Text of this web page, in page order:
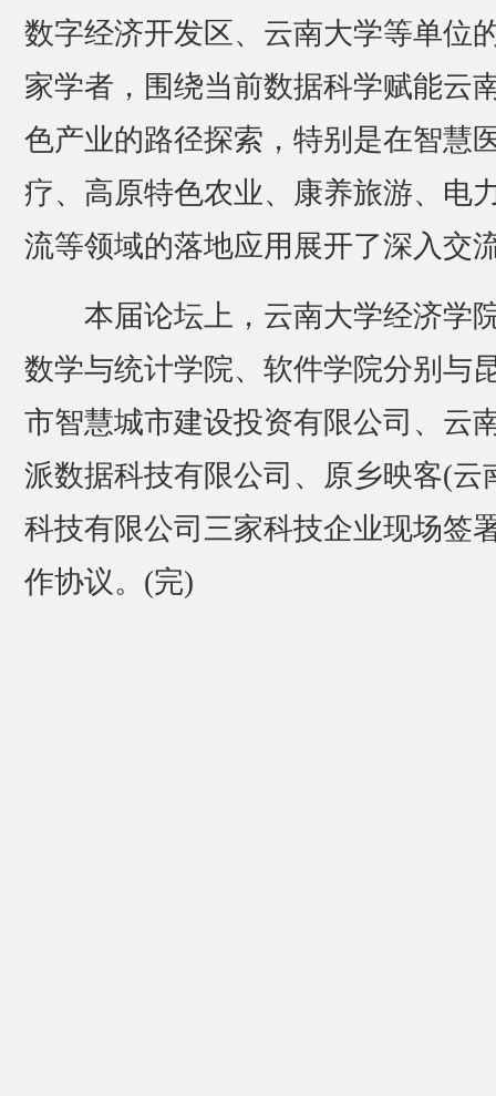
数字经济开发区、云南大学等单位
家学者，围绕当前数据科学赋能云
色产业的路径探索，特别是在智慧
疗、高原特色农业、康养旅游、电
流等领域的落地应用展开了深入交
本届论坛上，云南大学经济学
数学与统计学院、软件学院分别与
市智慧城市建设投资有限公司、云
派数据科技有限公司、原乡映客(云
科技有限公司三家科技企业现场签
作协议。(完)